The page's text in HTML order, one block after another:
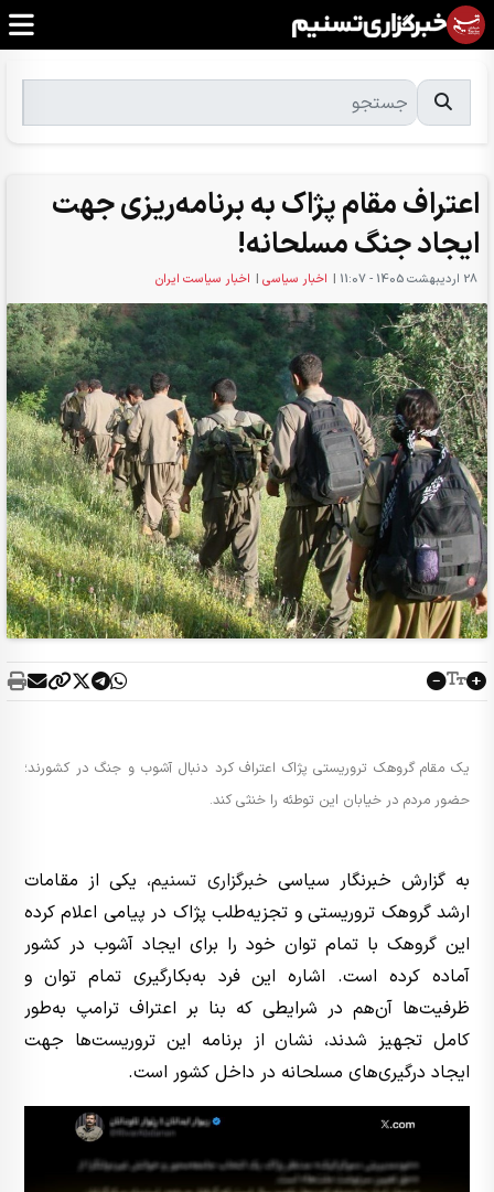
اعتراف مقام پژاک به برنامه‌ریزی جهت
ایجاد جنگ مسلحانه!
28 ارديبهشت 1405 - 11:07 | اخبار سیاسی | اخبار سیاست ایران
یک مقام گروهک تروریستی پژاک اعتراف کرد دنبال آشوب و جنگ در کشورند؛
حضور مردم در خیابان این توطئه را خنثی کند.
به گزارش خبرنگار سیاسی خبرگزاری تسنیم، یکی از مقامات
ارشد گروهک تروریستی و تجزیه‌طلب پژاک در پیامی اعلام کرده
این گروهک با تمام توان خود را برای ایجاد آشوب در کشور
آماده کرده است. اشاره این فرد به‌بکارگیری تمام توان و
ظرفیت‌ها آن‌هم در شرایطی که بنا بر اعتراف ترامپ به‌طور
کامل تجهیز شدند، نشان از برنامه این تروریست‌ها جهت
ایجاد درگیری‌های مسلحانه در داخل کشور است.